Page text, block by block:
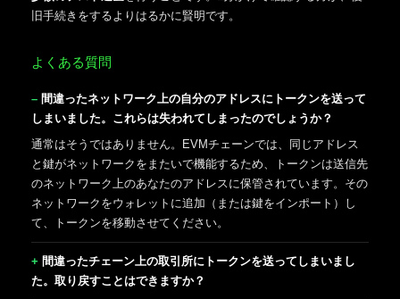
旧手続きをするよりはるかに賢明です。
よくある質問
間違ったネットワーク上の自分のアドレスにトークンを送って
しまいました。これらは失われてしまったのでしょうか？
通常はそうではありません。EVMチェーンでは、同じアドレス
と鍵がネットワークをまたいで機能するため、トークンは送信先
のネットワーク上のあなたのアドレスに保管されています。その
ネットワークをウォレットに追加（または鍵をインポート）し
て、トークンを移動させてください。
間違ったチェーン上の取引所にトークンを送ってしまいまし
た。取り戻すことはできますか？